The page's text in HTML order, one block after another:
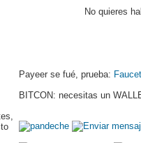
No quieres
Payeer se fué, prueba:
BITCON: necesitas un